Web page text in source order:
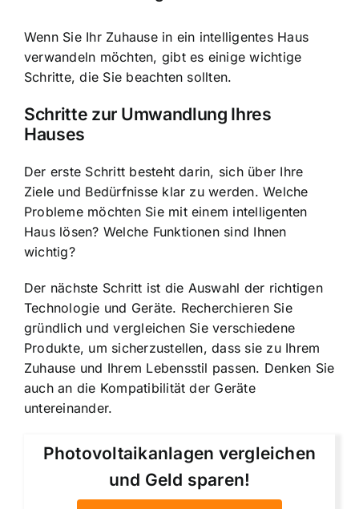
Wenn Sie Ihr Zuhause in ein intelligentes Haus
verwandeln möchten, gibt es einige wichtige
Schritte, die Sie beachten sollten.
Schritte zur Umwandlung Ihres
Hauses
Der erste Schritt besteht darin, sich über Ihre
Ziele und Bedürfnisse klar zu werden. Welche
Probleme möchten Sie mit einem intelligenten
Haus lösen? Welche Funktionen sind Ihnen
wichtig?
Der nächste Schritt ist die Auswahl der richtigen
Technologie und Geräte. Recherchieren Sie
gründlich und vergleichen Sie verschiedene
Produkte, um sicherzustellen, dass sie zu Ihrem
Zuhause und Ihrem Lebensstil passen. Denken Sie
auch an die Kompatibilität der Geräte
untereinander.
Photovoltaikanlagen vergleichen
und Geld sparen!